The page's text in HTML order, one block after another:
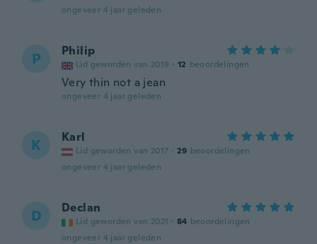
ongeveer 4 jaar geleden
P Philip
Lid geworden van 2019 · 12 beoordelingen
Very thin not a jean
ongeveer 4 jaar geleden
K Karl
Lid geworden van 2017 · 29 beoordelingen
ongeveer 4 jaar geleden
D Declan
Lid geworden van 2021 · 84 beoordelingen
ongeveer 4 jaar geleden